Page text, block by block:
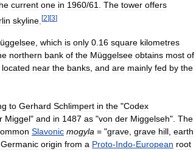
current one in 1960/61 The tower offers
skyline [2][3]
, which is only 0.16 square kilometres
northern bank of the Müggelsee obtains most of
located near the banks, and are mainly fed by the
to Gerhard Schlimpert in the "Codex
Miggel" and in 1487 as "von der Miggelseh". The
Slavonic mogyla = "grave grave hill earth
Germanic origin from a Proto-Indo-European root